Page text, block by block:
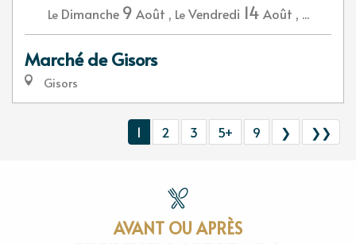
Le Dimanche 9 Août , Le Vendredi 14 Août , ...
Marché de Gisors
Gisors
1 2 3 5+ 9 ❯ ❯❯
AVANT OU APRÈS